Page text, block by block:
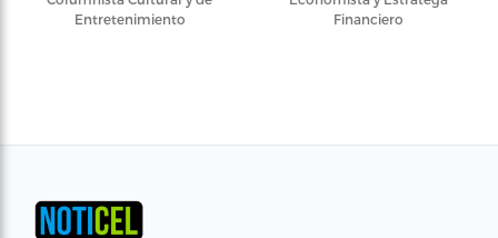
Entretenimiento
Financiero